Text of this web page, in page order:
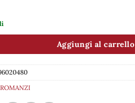
Aggiungi al carrello
ROMANZI